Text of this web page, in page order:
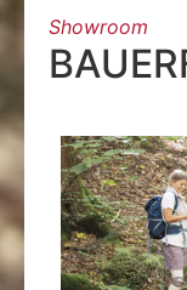
Showroom